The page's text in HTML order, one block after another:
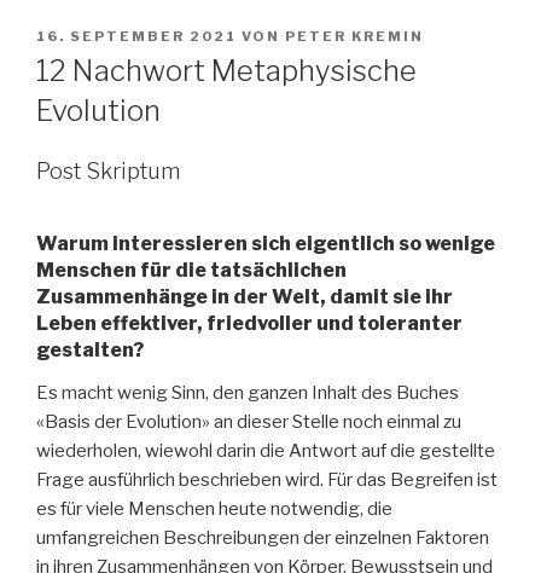
VERÖFFENTLICHT
AM
16. SEPTEMBER 2021 VON PETER KREMIN
12 Nachwort Metaphysische
Evolution
Post Skriptum
Warum interessieren sich eigentlich so wenige
Menschen für die tatsächlichen
Zusammenhänge in der Welt, damit sie ihr
Leben effektiver, friedvoller und toleranter
gestalten?
Es macht wenig Sinn, den ganzen Inhalt des Buches
«Basis der Evolution» an dieser Stelle noch einmal zu
wiederholen, wiewohl darin die Antwort auf die gestellte
Frage ausführlich beschrieben wird. Für das Begreifen ist
es für viele Menschen heute notwendig, die
umfangreichen Beschreibungen der einzelnen Faktoren
in ihren Zusammenhängen von Körper, Bewusstsein und